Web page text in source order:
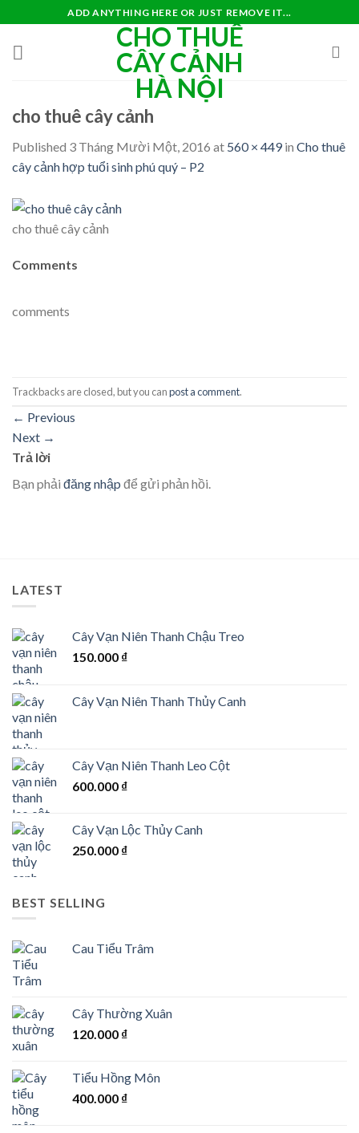
content
ADD ANYTHING HERE OR JUST REMOVE IT...
CHO THUÊ
CÂY CẢNH
HÀ NỘI
cho thuê cây cảnh
Published 3 Tháng Mười Một, 2016 at 560 × 449in Cho thuê
cây cảnh hợp tuổi sinh phú quý – P2
cho thuê cây cảnh
Comments
comments
Trackbacks are closed, but you canpost a comment.
← Previous
Next →
Trả lời
Bạn phải đăng nhập để gửi phản hồi.
LATEST
Cây Vạn Niên Thanh Chậu Treo
150.000 ₫
Cây Vạn Niên Thanh Thủy Canh
Cây Vạn Niên Thanh Leo Cột
600.000 ₫
Cây Vạn Lộc Thủy Canh
250.000 ₫
BEST SELLING
Cau Tiểu Trâm
Cây Thường Xuân
120.000 ₫
Tiểu Hồng Môn
400.000 ₫